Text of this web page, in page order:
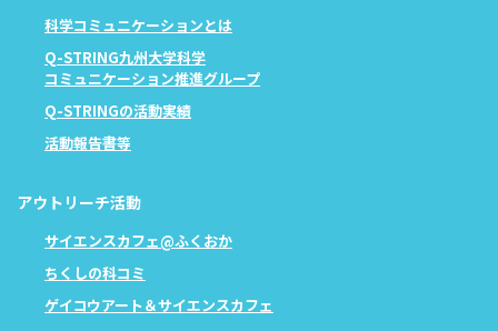
科学コミュニケーションとは
Q-STRING九州大学科学
コミュニケーション推進グループ
Q-STRINGの活動実績
活動報告書等
アウトリーチ活動
サイエンスカフェ@ふくおか
ちくしの科コミ
ゲイコウアート＆サイエンスカフェ